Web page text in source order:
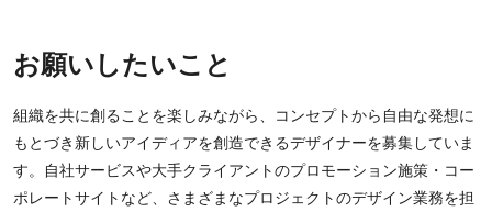
お願いしたいこと
組織を共に創ることを楽しみながら、コンセプトから自由な発想に
もとづき新しいアイディアを創造できるデザイナーを募集していま
す。自社サービスや大手クライアントのプロモーション施策・コー
ポレートサイトなど、さまざまなプロジェクトのデザイン業務を担